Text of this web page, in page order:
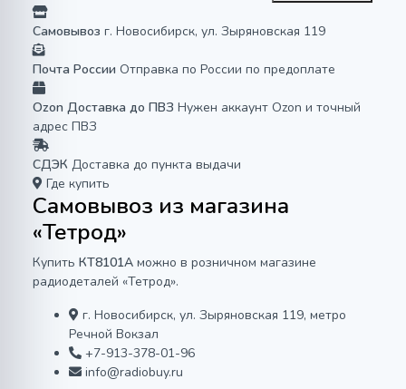
Самовывоз г. Новосибирск, ул. Зыряновская 119
Почта России Отправка по России по предоплате
Ozon Доставка до ПВЗ Нужен аккаунт Ozon и точный
адрес ПВЗ
СДЭК Доставка до пункта выдачи
Где купить
Самовывоз из магазина
«Тетрод»
Купить КТ8101А можно в розничном магазине
радиодеталей «Тетрод».
г. Новосибирск, ул. Зыряновская 119, метро
Речной Вокзал
+7-913-378-01-96
info@radiobuy.ru